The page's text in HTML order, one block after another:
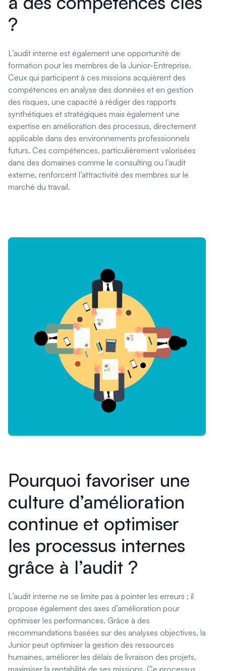
?
L’audit interne est également une opportunité de
formation pour les membres de la Junior-Entreprise.
Ceux qui participent à ces missions acquièrent des
compétences en analyse des données et en gestion
des risques, une capacité à rédiger des rapports
synthétiques et stratégiques mais également une
expertise en amélioration des processus, directement
applicable dans des environnements professionnels
futurs. Ces compétences, particulièrement valorisées
dans des domaines comme le consulting ou l’audit
externe, renforcent l’attractivité des membres sur le
marché du travail.
Pourquoi favoriser une
culture d’amélioration
continue et optimiser
les processus internes
grâce à l’audit ?
L’audit interne ne se limite pas à pointer les erreurs ; il
propose également des axes d’amélioration pour
optimiser les performances. Grâce à des
recommandations basées sur des analyses objectives, la
Junior peut optimiser la gestion des ressources
humaines, améliorer les délais de livraison des projets,
maximiser la rentabilité de ses missions. Ce processus